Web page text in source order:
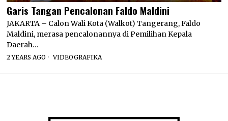
Garis Tangan Pencalonan Faldo Maldini
JAKARTA – Calon Wali Kota (Walkot) Tangerang, Faldo
Maldini, merasa pencalonannya di Pemilihan Kepala
Daerah…
2 YEARS AGO VIDEOGRAFIKA